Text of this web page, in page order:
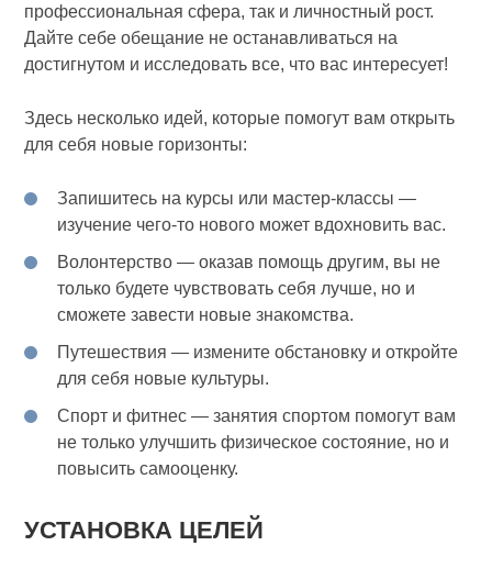
профессиональная сфера, так и личностный рост.
Дайте себе обещание не останавливаться на
достигнутом и исследовать все, что вас интересует!
Здесь несколько идей, которые помогут вам открыть
для себя новые горизонты:
Запишитесь на курсы или мастер-классы —
изучение чего-то нового может вдохновить вас.
Волонтерство — оказав помощь другим, вы не
только будете чувствовать себя лучше, но и
сможете завести новые знакомства.
Путешествия — измените обстановку и откройте
для себя новые культуры.
Спорт и фитнес — занятия спортом помогут вам
не только улучшить физическое состояние, но и
повысить самооценку.
УСТАНОВКА ЦЕЛЕЙ